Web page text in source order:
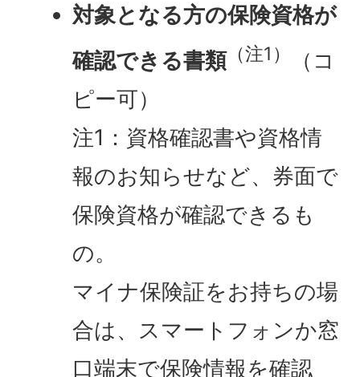
対象となる方の保険資格が
確認できる書類（注1）
（コ
ピー可）
注1：資格確認書や資格情
報のお知らせなど、券面で
保険資格が確認できるも
の。
マイナ保険証をお持ちの場
合は、スマートフォンか窓
口端末で保険情報を確認